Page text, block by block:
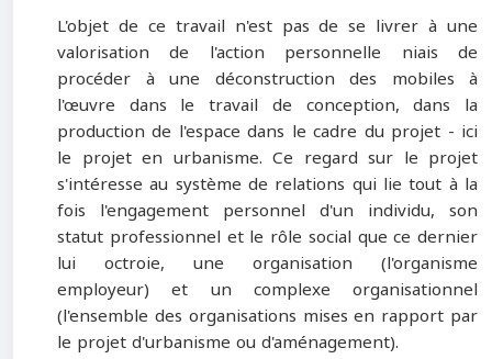
L'objet de ce travail n'est pas de se livrer à une
valorisation de l'action personnelle niais de
procéder à une déconstruction des mobiles à
l'œuvre dans le travail de conception, dans la
production de l'espace dans le cadre du projet - ici
le projet en urbanisme. Ce regard sur le projet
s'intéresse au système de relations qui lie tout à la
fois l'engagement personnel d'un individu, son
statut professionnel et le rôle social que ce dernier
lui octroie, une organisation (l'organisme
employeur) et un complexe organisationnel
(l'ensemble des organisations mises en rapport par
le projet d'urbanisme ou d'aménagement).